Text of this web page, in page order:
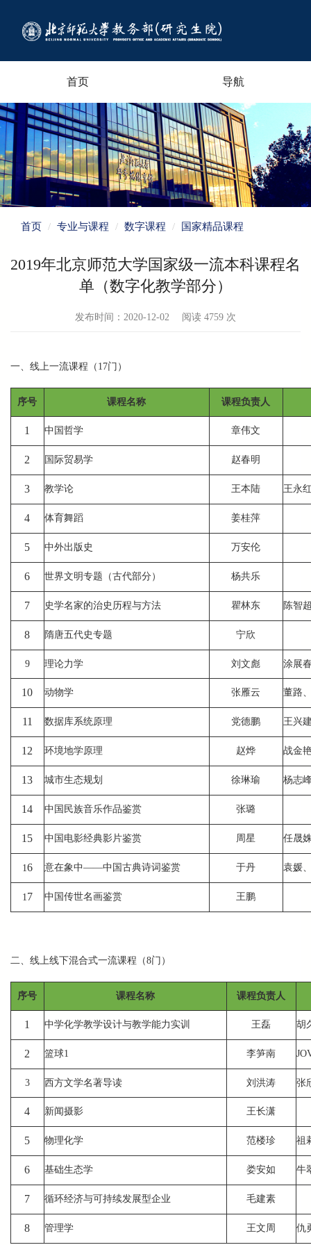
首页 导航
首页 专业与课程 数字课程 国家精品课程
2019年北京师范大学国家级一流本科课程名
单（数字化教学部分）
发布时间：2020-12-02 阅读 4759 次
一、线上一流课程（17门）
序号 课程名称 课程负责人
1 中国哲学 章伟文
2 国际贸易学 赵春明
3 教学论 王本陆 王永
4 体育舞蹈 姜桂萍
5 中外出版史 万安伦
6 世界文明专题（古代部分） 杨共乐
7 史学名家的治史历程与方法 瞿林东 陈智
8 隋唐五代史专题 宁欣
9 理论力学 刘文彪 涂展
10 动物学 张雁云 董路
11 数据库系统原理 党德鹏 王兴
12 环境地学原理 赵烨 战金
13 城市生态规划 徐琳瑜 杨志
14 中国民族音乐作品鉴赏 张璐
15 中国电影经典影片鉴赏 周星 任晟
16 意在象中——中国古典诗词鉴赏 于丹 袁媛
17 中国传世名画鉴赏 王鹏
二、线上线下混合式一流课程（8门）
序号 课程名称 课程负责人
1 中学化学教学设计与教学能力实训 王磊 胡
2 篮球1 李笋南
3 西方文学名著导读 刘洪涛 张
4 新闻摄影 王长潇
5 物理化学 范楼珍 祖
6 基础生态学 娄安如 牛
7 循环经济与可持续发展型企业 毛建素
8 管理学 王文周 仇